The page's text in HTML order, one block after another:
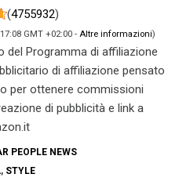
(4755932)
GMT +02:00 - Altre informazioni)
del Programma di affiliazione
di affiliazione pensato
per ottenere commissioni
di pubblicità e link a
PEOPLE NEWS
, STYLE